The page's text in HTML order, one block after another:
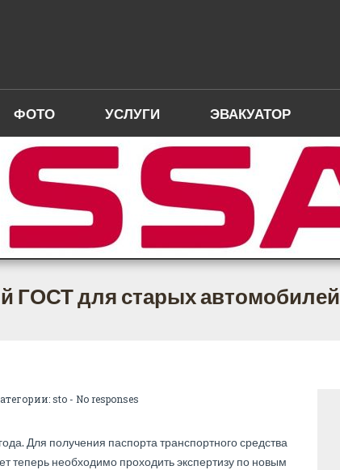
ФОТО УСЛУГИ ЭВАКУАТОР
ГОСТ для старых автомобилей
sto - No responses
Для получения паспорта транспортного средства
теперь необходимо проходить экспертизу по новым